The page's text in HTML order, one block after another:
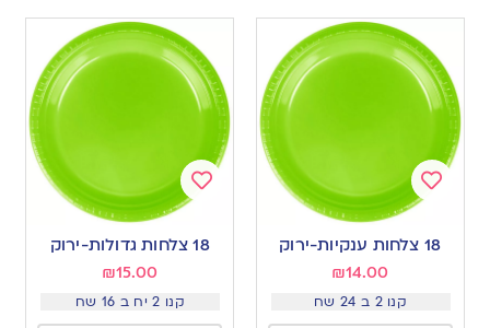
Add
to
18 צלחות ענקיות-ירוק
₪14.00
קנו 2 ב 24 שח
Add
to18 צלחות גדולות-ירוק
₪15.00
קנו 2 יח ב 16 שח